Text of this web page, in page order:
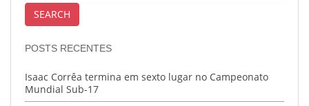
POSTS RECENTES
Isaac Corrêa termina em sexto lugar no Campeonato
Mundial Sub-17